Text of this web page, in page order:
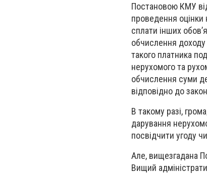
Постановою КМУ
проведення оцінки
сплати інших
обчислення доходу
такого платника
нерухомого та
обчислення суми
відповідно до
В такому разі,
дарування
посвідчити угоду
Але, вищезгадана
Вищий